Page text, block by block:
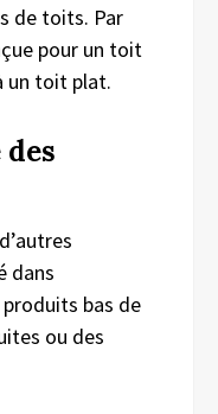
de toits. Par
pour un toit
un toit plat.
dans
bas de
ou des